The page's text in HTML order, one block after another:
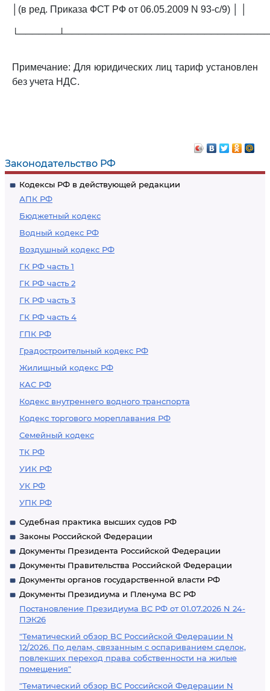
Законодательство РФ
Кодексы РФ в действующей редакции
АПК РФ
Бюджетный кодекс
Водный кодекс РФ
Воздушный кодекс РФ
ГК РФ часть 1
ГК РФ часть 2
ГК РФ часть 3
ГК РФ часть 4
ГПК РФ
Градостроительный кодекс РФ
Жилищный кодекс РФ
КАС РФ
Кодекс внутреннего водного транспорта
Кодекс торгового мореплавания РФ
Семейный кодекс
ТК РФ
УИК РФ
УК РФ
УПК РФ
Судебная практика высших судов РФ
Законы Российской Федерации
Документы Президента Российской Федерации
Документы Правительства Российской Федерации
Документы органов государственной власти РФ
Документы Президиума и Пленума ВС РФ
Постановление Президиума ВС РФ от 01.07.2026 N 24-
ПЭК26
"Тематический обзор ВС Российской Федерации N
12/2026. По делам, связанным с оспариванием сделок,
повлекших переход права собственности на жилые
помещения"
"Тематический обзор ВС Российской Федерации N
│(в ред. Приказа ФСТ РФ от 06.05.2009 N 93-с/9) │ │
Примечание: Для юридических лиц тариф установлен
без учета НДС.